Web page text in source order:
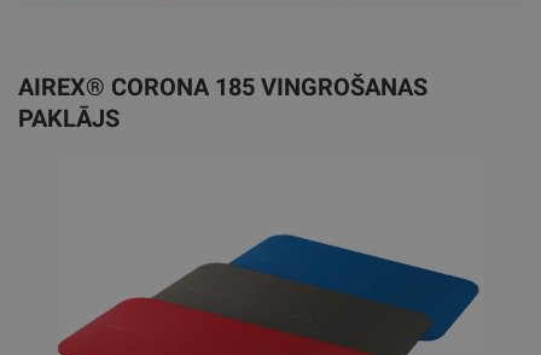
AIREX® CORONA 185 VINGROŠANAS
PAKLĀJS